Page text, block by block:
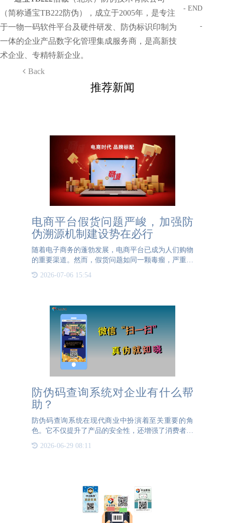
（简称通宝TB222防伪），成立于2005年，是专注
于一物一码软件平台及硬件研发、防伪标识印制为
一体的企业产品数字化管理集成服务商，是高新技
术企业、专精特新企业。
Back
- END
-
推荐新闻
电商平台假货问题严峻，加强防
伪溯源机制建设势在必行
随着电子商务的蓬勃发展，电商平台已成为人们购物
的重要渠道。然而，假货问题如同一颗毒瘤，严重侵
蚀着电商平台的信誉与消费者的权益。从奢侈品到日
常用品，假货无处不在，不仅损害了品牌方的利益，
2026-07-06 15:54
防伪码查询系统对企业有什么帮
助？
防伪码查询系统在现代商业中扮演着至关重要的角
色。它不仅提升了产品的安全性，还增强了消费者的
劣产品的流通。通过在产品包装上附上独一无二的防
2026-06-29 08:11